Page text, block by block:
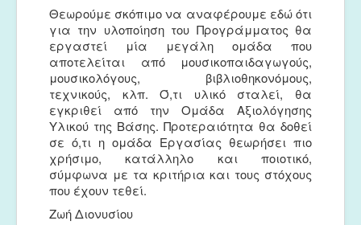
Θεωρούμε σκόπιμο να αναφέρουμε εδώ ότι
για την υλοποίηση του Προγράμματος θα
εργαστεί μία μεγάλη ομάδα που
αποτελείται από μουσικοπαιδαγωγούς,
μουσικολόγους, βιβλιοθηκονόμους,
τεχνικούς, κλπ. Ό,τι υλικό σταλεί, θα
εγκριθεί από την Ομάδα Αξιολόγησης
Υλικού της Βάσης. Προτεραιότητα θα δοθεί
σε ό,τι η ομάδα Εργασίας θεωρήσει πιο
χρήσιμο, κατάλληλο και ποιοτικό,
σύμφωνα με τα κριτήρια και τους στόχους
που έχουν τεθεί.
Ζωή Διονυσίου